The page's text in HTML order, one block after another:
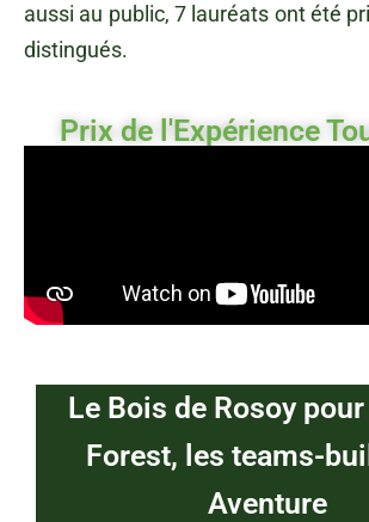
aussi au public, 7 lauréats ont été
distingués.
Prix de l'Expérience
Le Bois de Rosoy
Forest, les teams-
Aventure